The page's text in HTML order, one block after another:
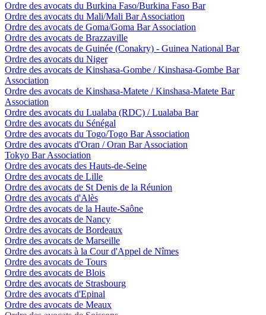
Ordre des avocats du Burkina Faso/Burkina Faso Bar
Ordre des avocats du Mali/Mali Bar Association
Ordre des avocats de Goma/Goma Bar Association
Ordre des avocats de Brazzaville
Ordre des avocats de Guinée (Conakry) - Guinea National Bar
Ordre des avocats du Niger
Ordre des avocats de Kinshasa-Gombe / Kinshasa-Gombe Bar
Association
Ordre des avocats de Kinshasa-Matete / Kinshasa-Matete Bar
Association
Ordre des avocats du Lualaba (RDC) / Lualaba Bar
Ordre des avocats du Sénégal
Ordre des avocats du Togo/Togo Bar Association
Ordre des avocats d'Oran / Oran Bar Association
Tokyo Bar Association
Ordre des avocats des Hauts-de-Seine
Ordre des avocats de Lille
Ordre des avocats de St Denis de la Réunion
Ordre des avocats d'Alès
Ordre des avocats de la Haute-Saône
Ordre des avocats de Nancy
Ordre des avocats de Bordeaux
Ordre des avocats de Marseille
Ordre des avocats à la Cour d'Appel de Nîmes
Ordre des avocats de Tours
Ordre des avocats de Blois
Ordre des avocats de Strasbourg
Ordre des avocats d'Epinal
Ordre des avocats de Meaux